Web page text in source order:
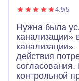
4.9/5
Нужна была
канализации»
действия
согласования.
контрольной